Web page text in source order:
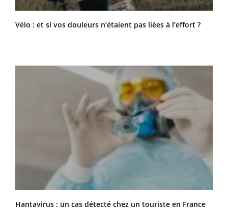
Vélo : et si vos douleurs n’étaient pas liées à l’effort ?
Hantavirus : un cas détecté chez un touriste en France